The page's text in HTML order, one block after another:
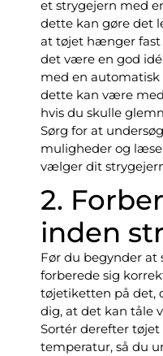
et strygejern med
dette kan gøre det
at tøjet hænger fast
det være en god
med en
dette kan være
hvis du skulle
Sørg for at
muligheder og
vælger dit
2.
inden
Før du begynder at
forberede sig
tøjetiketten på det,
dig, at det kan tåle
Sortér derefter
temperatur, så du